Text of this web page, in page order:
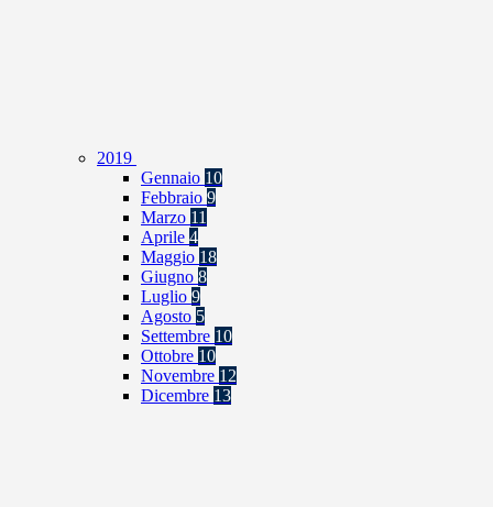
2019
Gennaio 10
Febbraio 9
Marzo 11
Aprile 4
Maggio 18
Giugno 8
Luglio 9
Agosto 5
Settembre 10
Ottobre 10
Novembre 12
Dicembre 13